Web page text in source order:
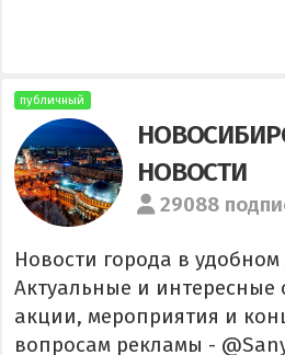
публичный
НОВОСТИ
29088
Новости города в
Актуальные и интересные
акции, мероприятия и
вопросам рекламы -